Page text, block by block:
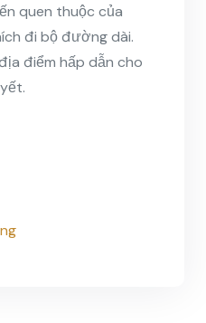
quen thuộc của
đi bộ đường dài.
điểm hấp dẫn cho